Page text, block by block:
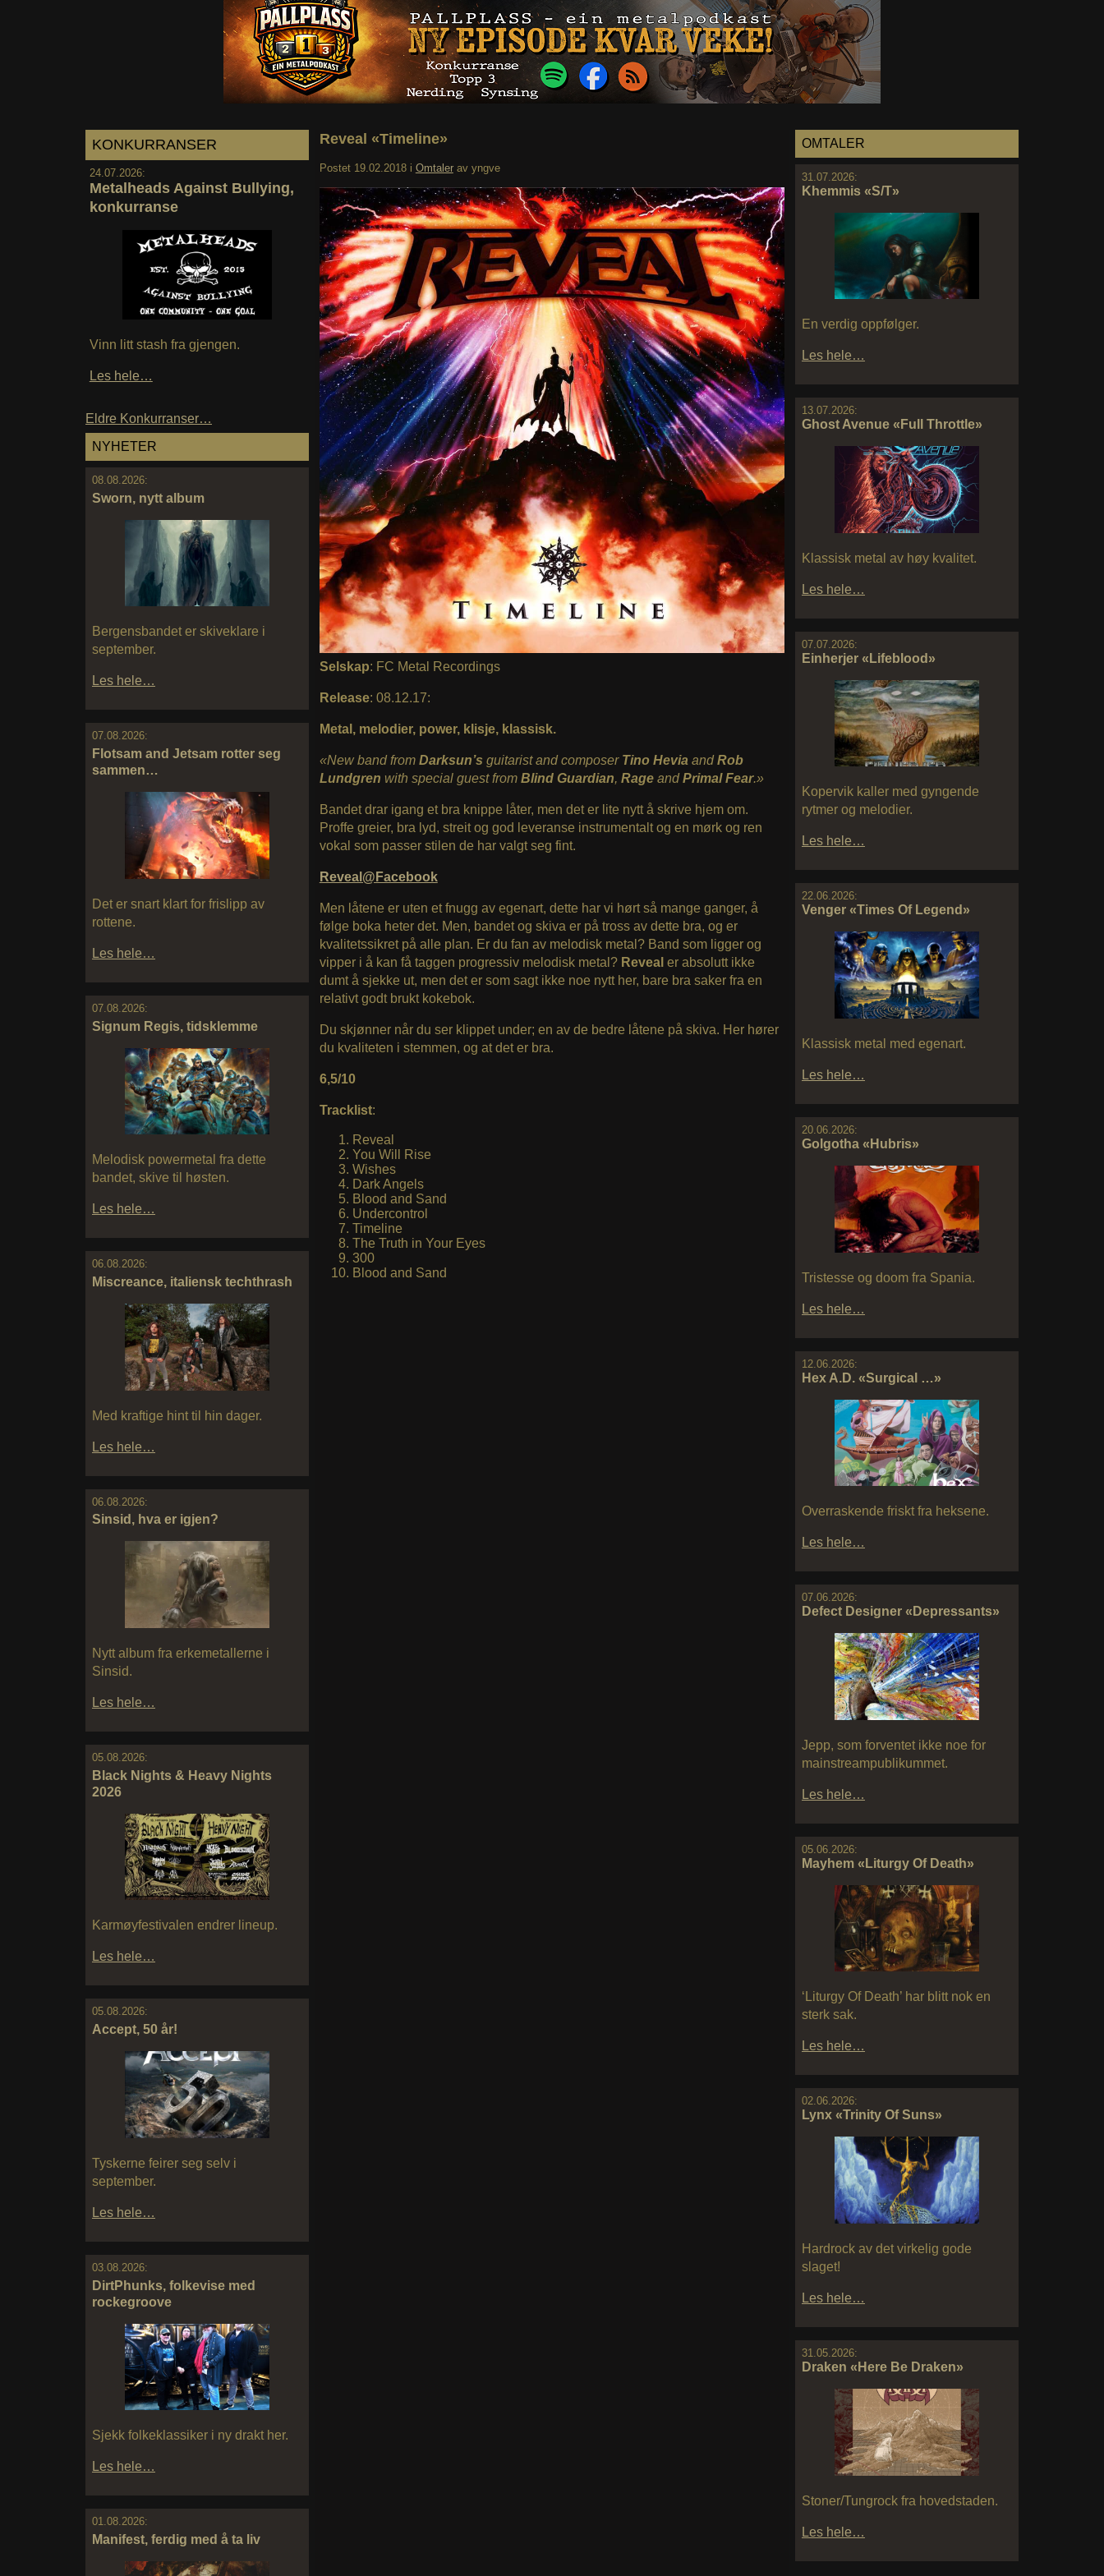
KONKURRANSER
24.07.2026:
Metalheads Against Bullying,
konkurranse
Vinn litt stash fra gjengen.
Les hele…
Eldre Konkurranser…
NYHETER
08.08.2026:
Sworn, nytt album
Bergensbandet er skiveklare i
september.
Les hele…
07.08.2026:
Flotsam and Jetsam rotter seg
sammen…
Det er snart klart for frislipp av
rottene.
Les hele…
07.08.2026:
Signum Regis, tidsklemme
Melodisk powermetal fra dette
bandet, skive til høsten.
Les hele…
06.08.2026:
Miscreance, italiensk techthrash
Med kraftige hint til hin dager.
Les hele…
06.08.2026:
Sinsid, hva er igjen?
Nytt album fra erkemetallerne i
Sinsid.
Les hele…
05.08.2026:
Black Nights & Heavy Nights
2026
Karmøyfestivalen endrer lineup.
Les hele…
05.08.2026:
Accept, 50 år!
Tyskerne feirer seg selv i
september.
Les hele…
03.08.2026:
DirtPhunks, folkevise med
rockegroove
Sjekk folkeklassiker i ny drakt her.
Les hele…
01.08.2026:
Manifest, ferdig med å ta liv
OMTALER
31.07.2026:
Khemmis «S/T»
En verdig oppfølger.
Les hele…
13.07.2026:
Ghost Avenue «Full Throttle»
Klassisk metal av høy kvalitet.
Les hele…
07.07.2026:
Einherjer «Lifeblood»
Kopervik kaller med gyngende
rytmer og melodier.
Les hele…
22.06.2026:
Venger «Times Of Legend»
Klassisk metal med egenart.
Les hele…
20.06.2026:
Golgotha «Hubris»
Tristesse og doom fra Spania.
Les hele…
12.06.2026:
Hex A.D. «Surgical …»
Overraskende friskt fra heksene.
Les hele…
07.06.2026:
Defect Designer «Depressants»
Jepp, som forventet ikke noe for
mainstreampublikummet.
Les hele…
05.06.2026:
Mayhem «Liturgy Of Death»
‘Liturgy Of Death’ har blitt nok en
sterk sak.
Les hele…
02.06.2026:
Lynx «Trinity Of Suns»
Hardrock av det virkelig gode
slaget!
Les hele…
31.05.2026:
Draken «Here Be Draken»
Stoner/Tungrock fra hovedstaden.
Les hele…
Reveal «Timeline»
Postet 19.02.2018 i Omtaler av yngve
Selskap: FC Metal Recordings
Release: 08.12.17:
Metal, melodier, power, klisje, klassisk.
«New band from Darksun’s guitarist and composerTino Hevia andRob
Lundgren with special guest from Blind Guardian, Rage andPrimal Fear.»
Bandet drar igang et bra knippe låter, men det er lite nytt å skrive hjem om.
Proffe greier, bra lyd, streit og god leveranse instrumentalt og en mørk og ren
vokal som passer stilen de har valgt seg fint.
Reveal@Facebook
Men låtene er uten et fnugg av egenart, dette har vi hørt så mange ganger, å
følge boka heter det. Men, bandet og skiva er på tross av dette bra, og er
kvalitetssikret på alle plan. Er du fan av melodisk metal? Band som ligger og
vipper i å kan få taggen progressiv melodisk metal? Reveal er absolutt ikke
dumt å sjekke ut, men det er som sagt ikke noe nytt her, bare bra saker fra en
relativt godt brukt kokebok.
Du skjønner når du ser klippet under; en av de bedre låtene på skiva. Her hører
du kvaliteten i stemmen, og at det er bra.
6,5/10
Tracklist:
Reveal
You Will Rise
Wishes
Dark Angels
Blood and Sand
Undercontrol
Timeline
The Truth in Your Eyes
300
Blood and Sand